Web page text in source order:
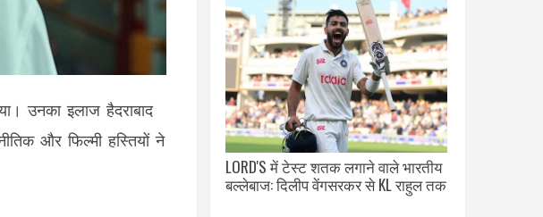
उनका इलाज हैदराबाद
और फिल्मी हस्तियों ने
LORD'S में टेस्ट शतक लगाने वाले भारतीय
बल्लेबाज: दिलीप वेंगसरकर से KL राहुल तक